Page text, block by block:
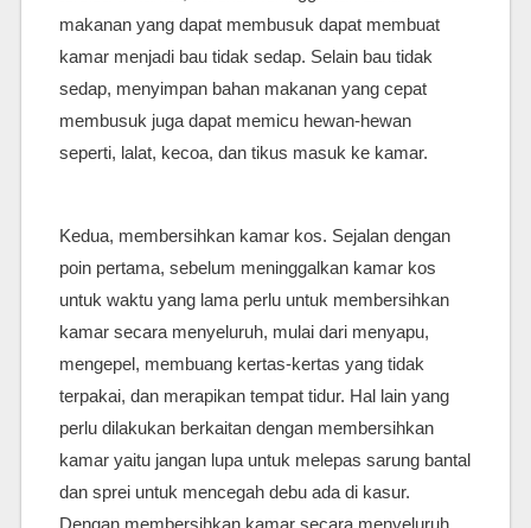
makanan yang dapat membusuk dapat membuat
kamar menjadi bau tidak sedap. Selain bau tidak
sedap, menyimpan bahan makanan yang cepat
membusuk juga dapat memicu hewan-hewan
seperti, lalat, kecoa, dan tikus masuk ke kamar.
Kedua, membersihkan kamar kos. Sejalan dengan
poin pertama, sebelum meninggalkan kamar kos
untuk waktu yang lama perlu untuk membersihkan
kamar secara menyeluruh, mulai dari menyapu,
mengepel, membuang kertas-kertas yang tidak
terpakai, dan merapikan tempat tidur. Hal lain yang
perlu dilakukan berkaitan dengan membersihkan
kamar yaitu jangan lupa untuk melepas sarung bantal
dan sprei untuk mencegah debu ada di kasur.